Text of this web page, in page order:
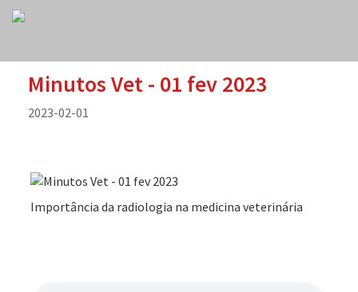
Minutos Vet - 01 fev 2023
2023-02-01
Importância da radiologia na medicina veterinária